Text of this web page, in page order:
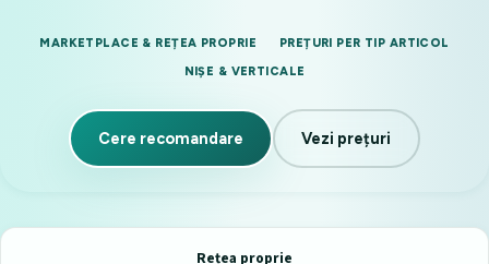
MARKETPLACE & REȚEA PROPRIE PREȚURI PER TIP ARTICOL
NIȘE & VERTICALE
Cere recomandare Vezi prețuri
Rețea proprie